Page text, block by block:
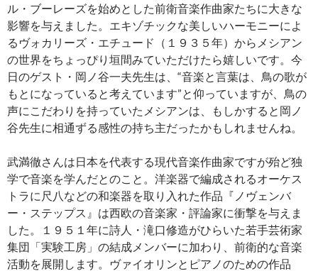
ル・ブーレーズを始めとした前衛音楽作曲家たちに大きな
影響を与えました。エキゾチックな美しいハーモニーによ
るヴォカリーズ・エチュード（１９３５年）からメシアン
の世界をちょっぴり垣間みていただけたら嬉しいです。今
日のゲスト・岡ノ谷一夫先生は、“音楽と言葉は、鳥の歌が
もとになっていると考えています”と仰っていますが、鳥の
声にこだわりを持っていたメシアンは、もしかすると岡ノ
谷先生に相通ずる感性の持ち主だったかもしれませんね。
武満徹さんは日本を代表する現代音楽作曲家ですが殆ど独
学で音楽を学んだとのこと。洋楽器で編成されるオーケス
トラに尺八などの和楽器を取り入れた作品『ノヴェンバ
ー・ステップス』は西欧の音楽家・評論家に衝撃を与えま
した。１９５１年に詩人・滝口修造がひらいた若手芸術家
集団「実験工房」の結成メンバーに加わり、前衛的な音楽
活動を展開します。ヴァイオリンとピアノのための作品